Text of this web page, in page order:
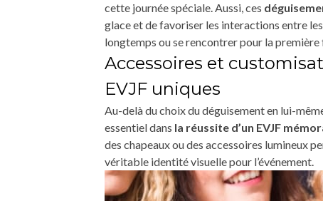
cette journée spéciale. Aussi, ces
glace et de favoriser les interactions entre
longtemps ou se rencontrer pour la première
Accessoires et
EVJF uniques
Au-delà du choix du déguisement en lui-
essentiel dans la réussite d’un EVJF
des chapeaux ou des accessoires lumineux
véritable identité visuelle pour l’événement.